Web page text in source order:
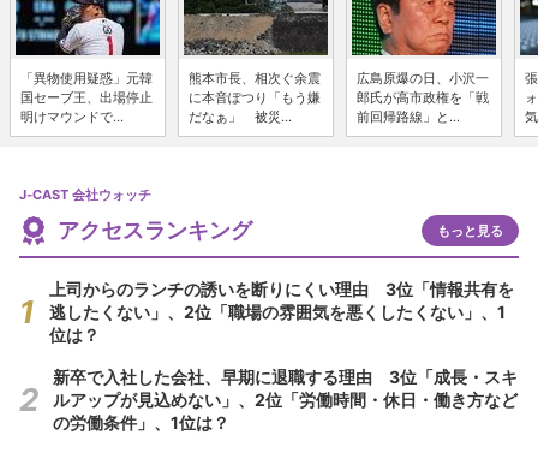
「異物使用疑惑」元韓
国セーブ王、出場停止
明けマウンドで...
熊本市長、相次ぐ余震
に本音ぽつり「もう嫌
だなぁ」 被災...
広島原爆の日、小沢一
郎氏が高市政権を「戦
前回帰路線」と...
J-CAST 会社ウォッチ
アクセスランキング もっと見る
上司からのランチの誘いを断りにくい理由 3位「情報共有を
逃したくない」、2位「職場の雰囲気を悪くしたくない」、1
位は？
新卒で入社した会社、早期に退職する理由 3位「成長・スキ
ルアップが見込めない」、2位「労働時間・休日・働き方など
の労働条件」、1位は？